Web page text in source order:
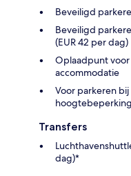
Beveiligd
Beveiligd
(EUR 42 per dag)
Oplaadpunt
accommodatie
Voor parkeren
Transfers
dag)*